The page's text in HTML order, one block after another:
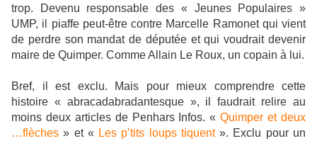
trop. Devenu responsable des « Jeunes Populaires »
UMP, il piaffe peut-être contre Marcelle Ramonet qui vient
de perdre son mandat de députée et qui voudrait devenir
maire de Quimper. Comme Allain Le Roux, un copain à lui.
Bref, il est exclu. Mais pour mieux comprendre cette
histoire « abracadabradantesque », il faudrait relire au
moins deux articles de Penhars Infos. «Quimper et deux
…flèches» et « Les p’tits loups tiquent». Exclu pour un